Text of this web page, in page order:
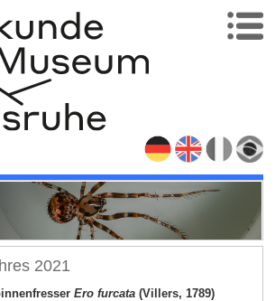
2021
Ero furcata (Villers, 1789)